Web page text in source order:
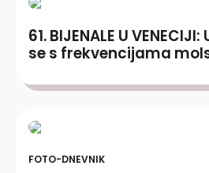
61. BIJENALE U
se s frekvencijama
FOTO-DNEVNIK